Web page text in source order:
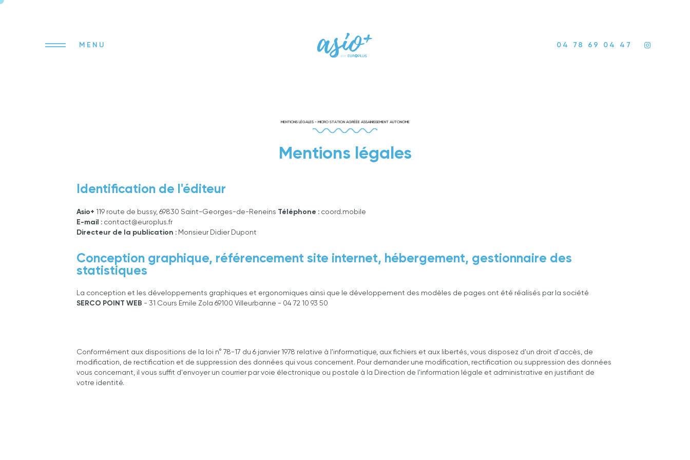
04 78 69 04 47
MENTIONS LÉGALES - MICRO STATION AGRÉÉE ASSAINISSEMENT AUTONOME
Mentions légales
Identification de l'éditeur
Asio+ 119 route de bussy, 69830 Saint-Georges-de-Reneins Téléphone : coord.mobile
E-mail : contact@europlus.fr
Directeur de la publication : Monsieur Didier Dupont
Conception graphique, référencement site internet, hébergement, gestionnaire des
statistiques
La conception et les développements graphiques et ergonomiques ainsi que le développement des modèles de pages ont été réalisés par la société
SERCO POINT WEB - 31 Cours Emile Zola 69100 Villeurbanne - 04 72 10 93 50
Conformément aux dispositions de la loi n° 78-17 du 6 janvier 1978 relative à l'informatique, aux fichiers et aux libertés, vous disposez d'un droit d'accès, de
modification, de rectification et de suppression des données qui vous concernent. Pour demander une modification, rectification ou suppression des données
vous concernant, il vous suffit d'envoyer un courrier par voie électronique ou postale à la Direction de l'information légale et administrative en justifiant de
votre identité.